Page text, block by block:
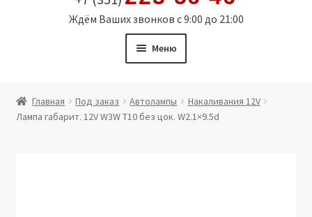
Ждём Ваших звонков с 9:00 до 21:00
Меню
Витрина
Главная Под заказ Автолампы
Накаливания 12V
Лампа габарит. 12V W3W T10 без цок. W2.1×9.5d